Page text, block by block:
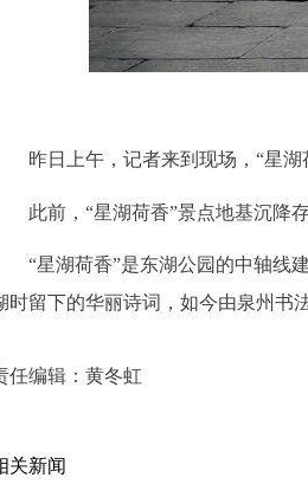
昨日上午，记者来到现场，“星
此前，“星湖荷香”景点地基沉降
“星湖荷香”是东湖公园的中轴线
时留下的华丽诗词，如今由泉州书
任编辑： 黄冬虹
关新闻